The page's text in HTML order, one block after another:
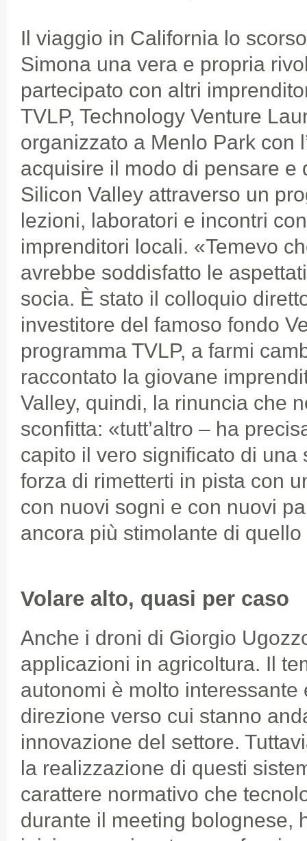
Il viaggio in California lo
Simona una vera e propria
partecipato con altri
TVLP, Technology Venture
organizzato a Menlo Park con
acquisire il modo di pensare e
Silicon Valley attraverso un
lezioni, laboratori e incontri
imprenditori locali. «Temevo
avrebbe soddisfatto le
socia. È stato il colloquio
investitore del famoso fondo
programma TVLP, a farmi
raccontato la giovane
Valley, quindi, la rinuncia che
sconfitta: «tutt’altro – ha
capito il vero significato di una
forza di rimetterti in pista con
con nuovi sogni e con nuovi
ancora più stimolante di
Volare alto, quasi per caso
Anche i droni di Giorgio
applicazioni in agricoltura. Il
autonomi è molto interessante
direzione verso cui stanno
innovazione del settore.
la realizzazione di questi
carattere normativo che
durante il meeting bolognese,